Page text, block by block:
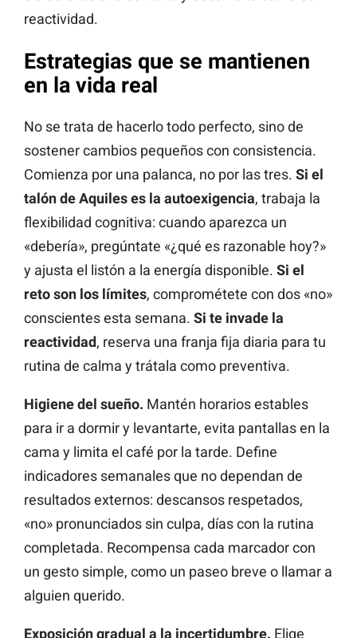
reactividad.
Estrategias que se mantienen
en la vida real
No se trata de hacerlo todo perfecto, sino de
sostener cambios pequeños con consistencia.
Comienza por una palanca, no por las tres. Si el
talón de Aquiles es la autoexigencia, trabaja la
flexibilidad cognitiva: cuando aparezca un
«debería», pregúntate «¿qué es razonable hoy?»
y ajusta el listón a la energía disponible. Si el
reto son los límites, comprométete con dos «no»
conscientes esta semana. Si te invade la
reactividad, reserva una franja fija diaria para tu
rutina de calma y trátala como preventiva.
Higiene del sueño. Mantén horarios estables
para ir a dormir y levantarte, evita pantallas en la
cama y limita el café por la tarde. Define
indicadores semanales que no dependan de
resultados externos: descansos respetados,
«no» pronunciados sin culpa, días con la rutina
completada. Recompensa cada marcador con
un gesto simple, como un paseo breve o llamar a
alguien querido.
Exposición gradual a la incertidumbre. Elige